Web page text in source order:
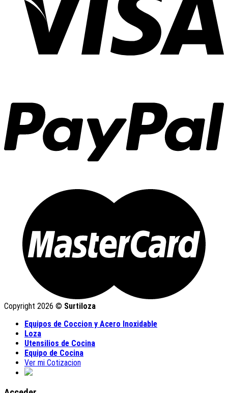
Copyright 2026 © Surtiloza
Equipos de Coccion y Acero Inoxidable
Loza
Utensilios de Cocina
Equipo de Cocina
Ver mi Cotizacion